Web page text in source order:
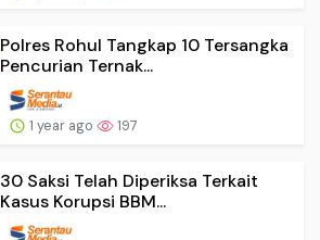
Polres Rohul Tangkap 10 Tersangka
Pencurian Ternak...
1 year ago 197
30 Saksi Telah Diperiksa Terkait
Kasus Korupsi BBM...